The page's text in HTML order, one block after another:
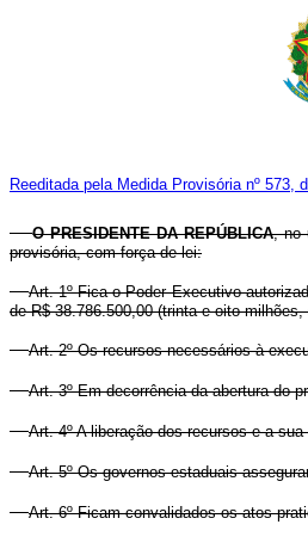
Reeditada pela Medida Provisória nº 573,
O PRESIDENTE DA REPÚBLICA, no
provisória, com força de lei:
Art. 1º Fica o Poder Executivo
de R$ 38.786.500,00 (trinta e oito
Art. 2º Os recursos necessários à
Art. 3º Em decorrência da abertura do
Art. 4º A liberação dos recursos e a
Art. 5º Os governos estaduais
Art. 6º Ficam convalidados os atos